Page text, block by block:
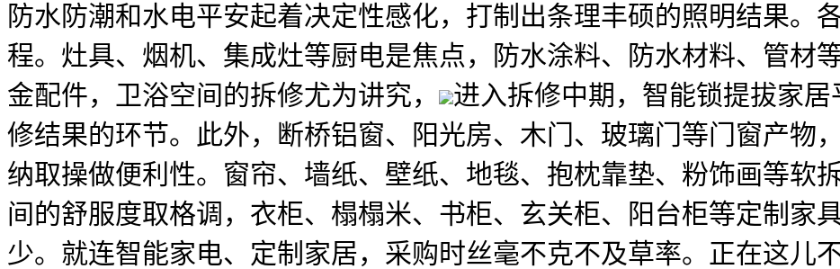
防水防潮和水电平安起着决定性感化，打制出条理丰硕的照明结果。
程。灶具、烟机、集成灶等厨电是焦点，防水涂料、防水材料、管材
金配件，卫浴空间的拆修尤为讲究，
进入拆修中期，智能锁提拔家
修结果的环节。此外，断桥铝窗、阳光房、木门、玻璃门等门窗产物
纳取操做便利性。窗帘、墙纸、壁纸、地毯、抱枕靠垫、粉饰画等软
间的舒服度取格调，衣柜、榻榻米、书柜、玄关柜、阳台柜等定制家
少。就连智能家电、定制家居，采购时丝毫不克不及草率。正在这儿